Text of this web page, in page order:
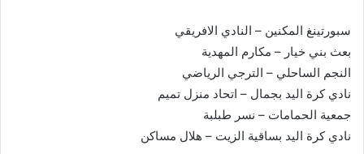
سبورتينغ المكنين – النادي الافريقي
بعث بني خيار – مكارم المهدية
النجم الساحلي – الترجي الرياضي
نادي كرة اليد بجمال – اتحاد منزل تميم
جمعية الحمامات – نسر طبلبة
نادي كرة اليد بساقية الزيت – هلال مساكن